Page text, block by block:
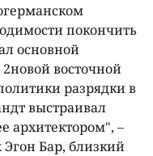
покончить
основной
восточной
разрядки в
выстраивал
архитектором", –
Бар, близкий